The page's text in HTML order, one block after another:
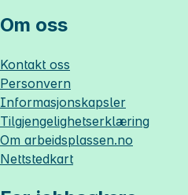
Om oss
Kontakt oss
Personvern
Informasjonskapsler
Tilgjengelighetserklæring
Om arbeidsplassen.no
Nettstedkart